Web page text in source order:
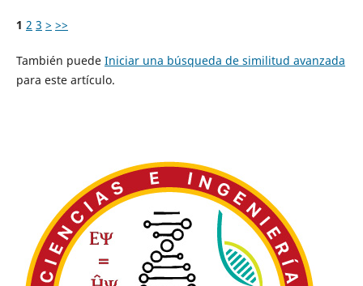
1 2 3 > >>
También puede Iniciar una búsqueda de similitud avanzada
para este artículo.